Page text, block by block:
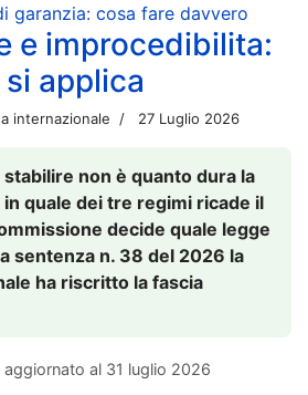
garanzia: cosa fare davvero
e improcedibilita:
applica
internazionale 27 Luglio 2026
stabilire non è quanto dura la
quale dei tre regimi ricade il
decide quale legge
sentenza n. 38 del 2026 la
ha riscritto la fascia
al 31 luglio 2026